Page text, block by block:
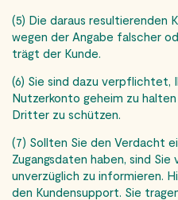
(5) Die daraus resultierenden
wegen der Angabe falscher
trägt der Kunde.
(6) Sie sind dazu verpflichtet,
Nutzerkonto geheim zu
Dritter zu schützen.
(7) Sollten Sie den Verdacht
Zugangsdaten haben, sind
unverzüglich zu informieren.
den Kundensupport. Sie